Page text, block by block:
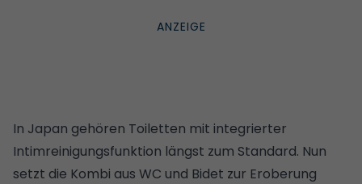
In Japan gehören Toiletten mit integrierter
Intimreinigungsfunktion längst zum Standard. Nun
setzt die Kombi aus WC und Bidet zur Eroberung